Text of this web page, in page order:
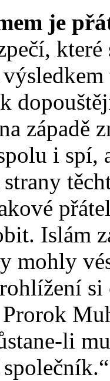
je
západě
i
Islám
mohly
si
li